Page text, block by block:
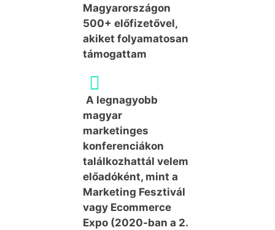
Magyarországon
500+ előfizetővel,
akiket folyamatosan
támogattam
A legnagyobb
magyar
marketinges
konferenciákon
találkozhattál velem
előadóként, mint a
Marketing Fesztivál
vagy Ecommerce
Expo (2020-ban a 2.